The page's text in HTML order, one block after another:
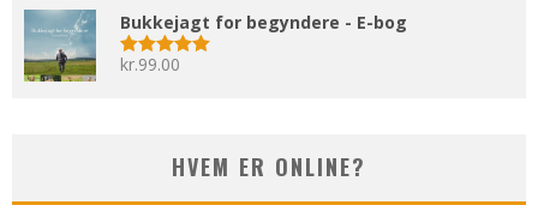
Bukkejagt for begyndere - E-bog
Vurderet
kr.99.00
HVEM ER ONLINE?